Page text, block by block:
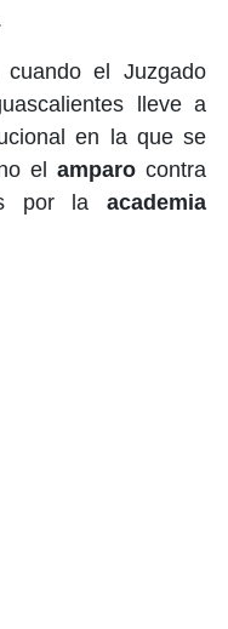
el Juzgado
lleve a
en la que se
elamparo contra
por la academia